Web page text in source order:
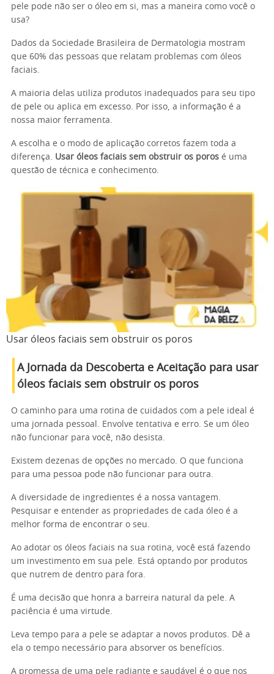
pele pode não ser o óleo em si, mas a maneira como você o
usa?
Dados da Sociedade Brasileira de Dermatologia mostram
que 60% das pessoas que relatam problemas com óleos
faciais.
A maioria delas utiliza produtos inadequados para seu tipo
de pele ou aplica em excesso. Por isso, a informação é a
nossa maior ferramenta.
A escolha e o modo de aplicação corretos fazem toda a
diferença. Usar óleos faciais sem obstruir os poros é uma
questão de técnica e conhecimento.
Usar óleos faciais sem obstruir os poros
A Jornada da Descoberta e Aceitação para usar
óleos faciais sem obstruir os poros
O caminho para uma rotina de cuidados com a pele ideal é
uma jornada pessoal. Envolve tentativa e erro. Se um óleo
não funcionar para você, não desista.
Existem dezenas de opções no mercado. O que funciona
para uma pessoa pode não funcionar para outra.
A diversidade de ingredientes é a nossa vantagem.
Pesquisar e entender as propriedades de cada óleo é a
melhor forma de encontrar o seu.
Ao adotar os óleos faciais na sua rotina, você está fazendo
um investimento em sua pele. Está optando por produtos
que nutrem de dentro para fora.
É uma decisão que honra a barreira natural da pele. A
paciência é uma virtude.
Leva tempo para a pele se adaptar a novos produtos. Dê a
ela o tempo necessário para absorver os benefícios.
A promessa de uma pele radiante e saudável é o que nos